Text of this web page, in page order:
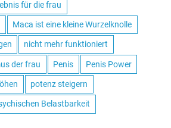
für die frau
Maca ist eine kleine Wurzelknolle
nicht mehr funktioniert
der frau Penis Penis Power
potenz steigern
Belastbarkeit